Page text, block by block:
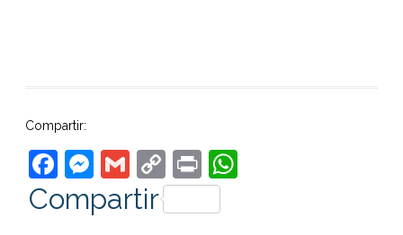
Compartir:
Facebook
Messenger
Gmail
Copy
Link
PrintWhatsApp
Compartir